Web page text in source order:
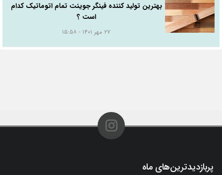
بهترین تولید کننده فینگر جوینت تمام اتوماتیک کدام
است ؟
۲۷ مهر ۱۴۰۱ - ۱۵:۵۸
پربازدیدترین‌های ماه